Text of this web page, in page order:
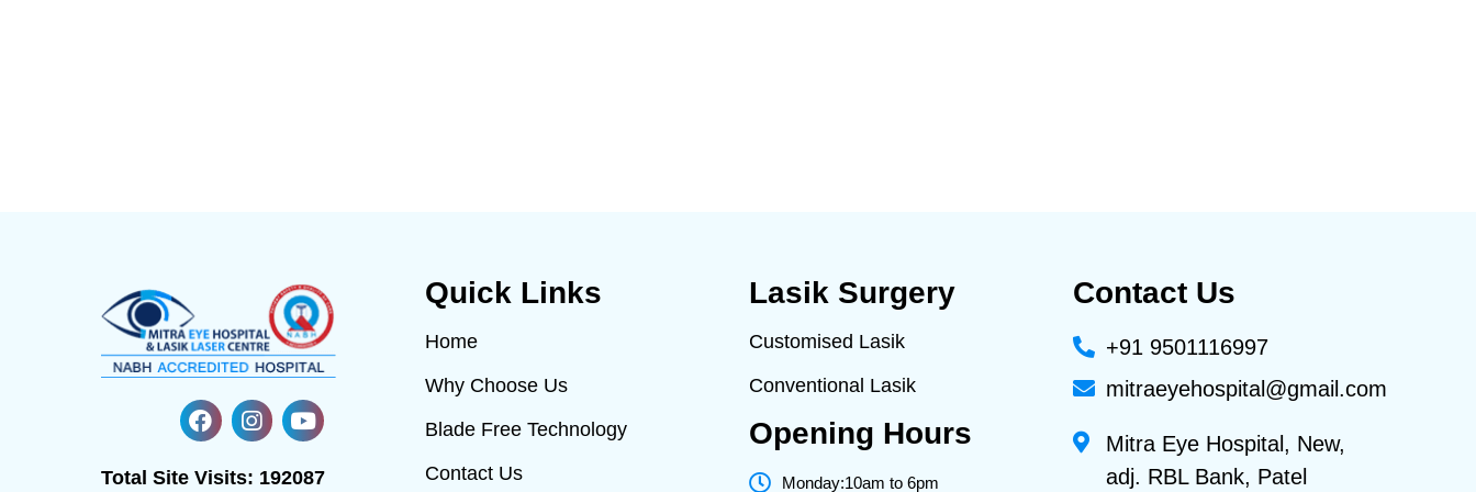
Total Site Visits: 192087
Quick Links
Home
Why Choose Us
Blade Free Technology
Contact Us
Lasik Surgery
Customised Lasik
Conventional Lasik
Opening Hours
Monday:10am to 6pm
Contact Us
+91 9501116997
mitraeyehospital@gmail.com
Mitra Eye Hospital, New,
adj. RBL Bank, Patel